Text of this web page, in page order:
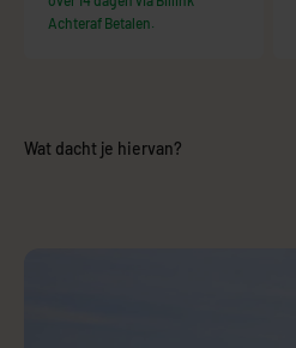
Achteraf Betalen.
Wat dacht je hiervan?